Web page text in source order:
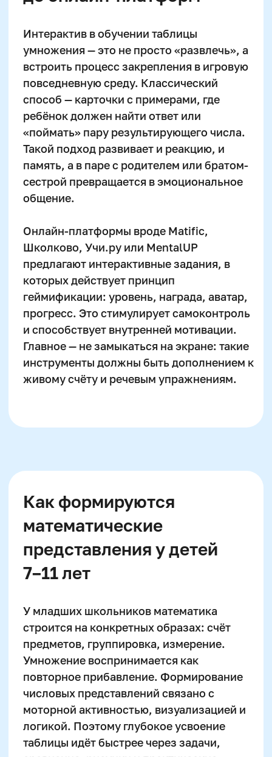
с абстракцией, снижение скорости
диагностики у нейропсихолога или
педагога.
Не стоит путать усталость, протест и
переутомление с нарушением развития.
Но если ребёнок капризничает, быстро
устаёт, забывает вчера выученные
примеры — имеет смысл подключить
нейроигры, упражнения на внимание и
логопедическую коррекцию (речь и счёт
развиваются параллельно). Запоздалая
помощь перерастёт в комплекс
неуспешности на уроках, который трудно
развязать в третьем-четвёртом классе.
Заключение:как сделать
таблицу умножения
естественной частью
мышления
Строительство математического
передача знаний. Это погружение в
числовое пространство, где умножение —
таблица превращается из скучной схемы в
понимание.
Татьяна Левончук
Руководитель курсов по
ментальной арифметике и
математической вертикали
Автор программ и наставник
победителей олимпиад
Автор статьи: